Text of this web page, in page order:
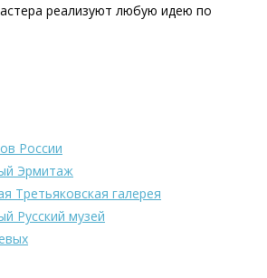
реализуют любую идею по
России
Эрмитаж
Третьяковская галерея
Русский музей